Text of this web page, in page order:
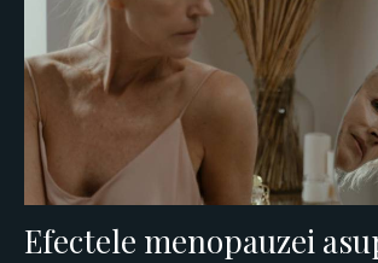
Efectele menopauzei